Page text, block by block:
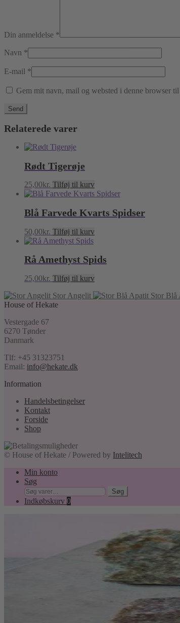
Din anmeldelse *
Navn *
E-mail *
Gem mit navn, mail og websted i denne browser
Relaterede varer
Rødt Tigerøje
25,00kr. Tilføj til kurv
Blå Farvede Kvarts Spidser
50,00kr. Tilføj til kurv
Rå Amethyst Spids
25,00kr. Tilføj til kurv
Stor Angelit
Stor Blå
House of Hekate
Vestergade 67
6270 Tønder
Danmark
Tlf: +45 31323751
Email: info@hekate.dk
Information
Handelsbetingelser
Kontakt
Forside
Shop
© House of Hekate / Powered by Intelitech
Min konto
Søg
Søg
efter:
Søg
Indkøbskurv 0